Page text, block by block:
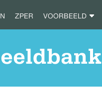
ZPER VOORBEELD